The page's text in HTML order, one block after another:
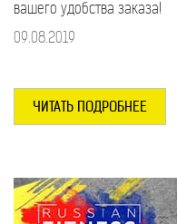
вашего удобства заказа!
09.08.2019
ЧИТАТЬ ПОДРОБНЕЕ